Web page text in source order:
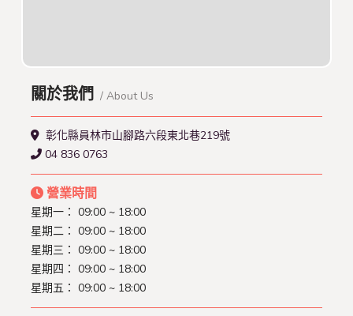
關於我們 / About Us
彰化縣員林市山腳路六段東北巷219號
04 836 0763
營業時間
星期一： 09:00 ~ 18:00
星期二： 09:00 ~ 18:00
星期三： 09:00 ~ 18:00
星期四： 09:00 ~ 18:00
星期五： 09:00 ~ 18:00